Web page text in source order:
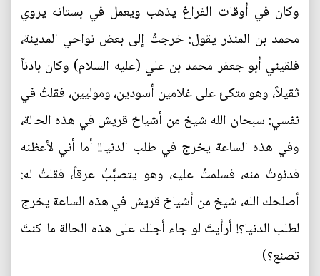
وكان في أوقات الفراغ يذهب ويعمل في بستانه يروي
محمد بن المنذر يقول: خرجتُ إلى بعض نواحي المدينة،
فلقيني أبو جعفر محمد بن علي (عليه السلام) وكان بادناً
ثقيلاً، وهو متكئ على غلامين أسودين، وموليين، فقلتُ في
نفسي: سبحان الله شيخ من أشياخ قريش في هذه الحالة،
وفي هذه الساعة يخرج في طلب الدنيا!! أما أني لأعظنه
فدنوتُ منه، فسلمتُ عليه، وهو يتصبَّبُ عرقاً، فقلتُ له:
أصلحك الله، شيخ من أشياخ قريش في هذه الساعة يخرج
لطلب الدنيا؟! أرأيتَ لو جاء أجلك على هذه الحالة ما كنتَ
تصنع؟)